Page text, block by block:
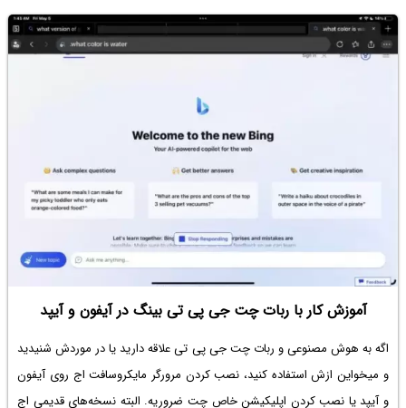
ضروری کرده بود. خبر خوش اینه که دیگه نیازی به لاگین و هزینه کردن وجود
نداره و اصلاً نیازی به حساب کاربری نیست! میتونید به صورت کاملاً رایگان از
سایت چت جی پی تی برای سرچ کردن استفاده کنید. در ادامه روش کار رو
آموزش کار با ربات چت جی پی تی بینگ در آیفون و آیپد
اگه به هوش مصنوعی و ربات چت جی پی تیعلاقه دارید یا در موردش شنیدید
و میخواین ازش استفاده کنید، نصب کردن مرورگر مایکروسافت اج روی آیفون
و آیپد یا نصب کردن اپلیکیشن خاص چت ضروریه. البته نسخه‌های قدیمی اج